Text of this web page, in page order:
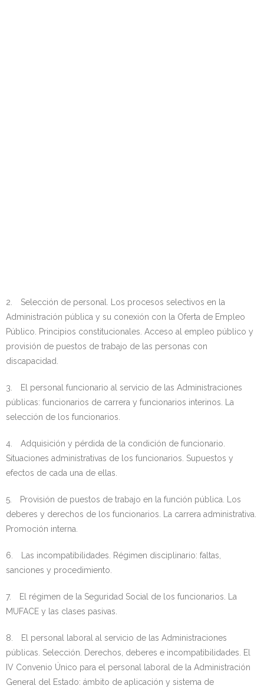
2. Selección de personal. Los procesos selectivos en la
Administración pública y su conexión con la Oferta de Empleo
Público. Principios constitucionales. Acceso al empleo público y
provisión de puestos de trabajo de las personas con
discapacidad.
3. El personal funcionario al servicio de las Administraciones
públicas: funcionarios de carrera y funcionarios interinos. La
selección de los funcionarios.
4. Adquisición y pérdida de la condición de funcionario.
Situaciones administrativas de los funcionarios. Supuestos y
efectos de cada una de ellas.
5. Provisión de puestos de trabajo en la función pública. Los
deberes y derechos de los funcionarios. La carrera administrativa.
Promoción interna.
6. Las incompatibilidades. Régimen disciplinario: faltas,
sanciones y procedimiento.
7. El régimen de la Seguridad Social de los funcionarios. La
MUFACE y las clases pasivas.
8. El personal laboral al servicio de las Administraciones
públicas. Selección. Derechos, deberes e incompatibilidades. El
IV Convenio Único para el personal laboral de la Administración
General del Estado: ámbito de aplicación y sistema de